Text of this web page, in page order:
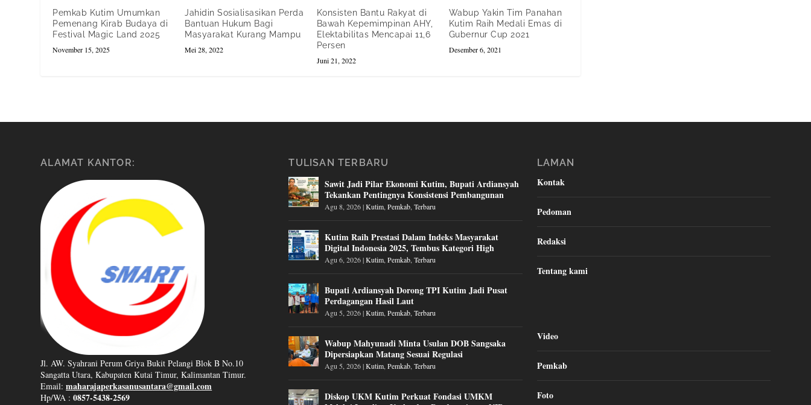
Pemkab Kutim Umumkan
Pemenang Kirab Budaya di
Festival Magic Land 2025
November 15, 2025
Jahidin Sosialisasikan Perda
Bantuan Hukum Bagi
Masyarakat Kurang Mampu
Mei 28, 2022
Konsisten Bantu Rakyat di
Bawah Kepemimpinan AHY,
Elektabilitas Mencapai 11,6
Persen
Juni 21, 2022
Wabup Yakin Tim Panahan
Kutim Raih Medali Emas di
Gubernur Cup 2021
Desember 6, 2021
ALAMAT KANTOR:
Jl. AW. Syahrani Perum Griya Bukit Pelangi Blok B No.10
Sangatta Utara, Kabupaten Kutai Timur, Kalimantan Timur.
Email:maharajaperkasanusantara@gmail.com
Hp/WA :0857-5438-2569
TULISAN TERBARU
Sawit Jadi Pilar Ekonomi Kutim, Bupati Ardiansyah
Tekankan Pentingnya Konsistensi Pembangunan
Agu 8, 2026|Kutim,Pemkab,Terbaru
Kutim Raih Prestasi Dalam Indeks Masyarakat
Digital Indonesia 2025, Tembus Kategori High
Agu 6, 2026|Kutim,Pemkab,Terbaru
Bupati Ardiansyah Dorong TPI Kutim Jadi Pusat
Perdagangan Hasil Laut
Agu 5, 2026|Kutim,Pemkab,Terbaru
Wabup Mahyunadi Minta Usulan DOB Sangsaka
Dipersiapkan Matang Sesuai Regulasi
Agu 5, 2026|Kutim,Pemkab,Terbaru
Diskop UKM Kutim Perkuat Fondasi UMKM
LAMAN
Kontak
Pedoman
Redaksi
Tentang kami
Video
Pemkab
Foto